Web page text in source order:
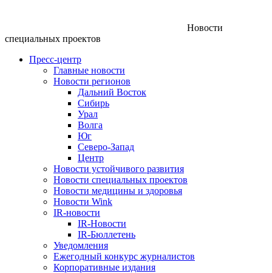
Новости
специальных проектов
Пресс-центр
Главные новости
Новости регионов
Дальний Восток
Сибирь
Урал
Волга
Юг
Северо-Запад
Центр
Новости устойчивого развития
Новости специальных проектов
Новости медицины и здоровья
Новости Wink
IR-новости
IR-Новости
IR-Бюллетень
Уведомления
Ежегодный конкурс журналистов
Корпоративные издания